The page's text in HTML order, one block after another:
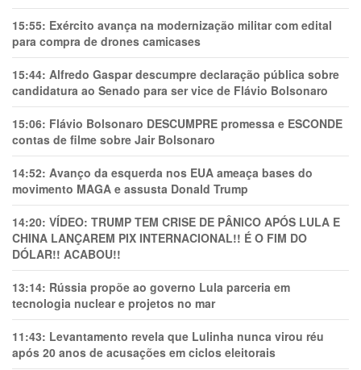
15:55: Exército avança na modernização militar com edital
para compra de drones camicases
15:44: Alfredo Gaspar descumpre declaração pública sobre
candidatura ao Senado para ser vice de Flávio Bolsonaro
15:06: Flávio Bolsonaro DESCUMPRE promessa e ESCONDE
contas de filme sobre Jair Bolsonaro
14:52: Avanço da esquerda nos EUA ameaça bases do
movimento MAGA e assusta Donald Trump
14:20: VÍDEO: TRUMP TEM CRlSE DE PÂNlCO APÓS LULA E
CHINA LANÇAREM PIX INTERNACIONAL!! É O FIM DO
DÓLAR!! ACABOU!!
13:14: Rússia propõe ao governo Lula parceria em
tecnologia nuclear e projetos no mar
11:43: Levantamento revela que Lulinha nunca virou réu
após 20 anos de acusações em ciclos eleitorais